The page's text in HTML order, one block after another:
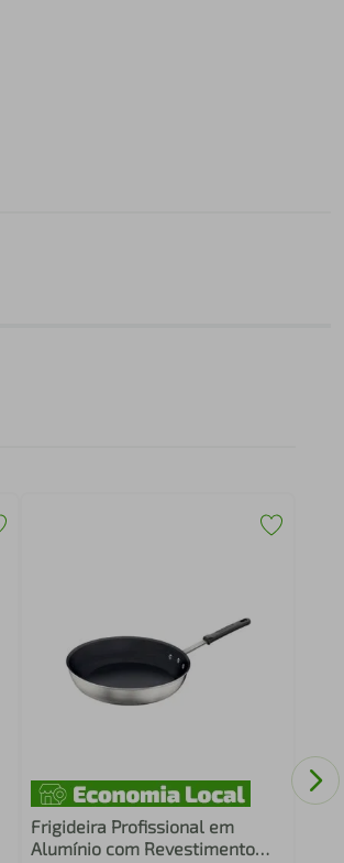
Frigideira Profissional em
Alumínio com Revestimento